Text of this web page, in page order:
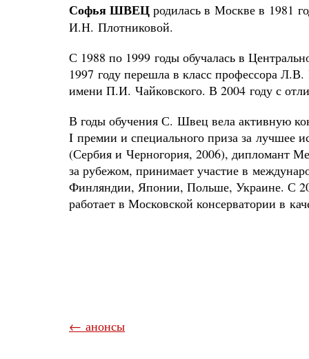
Софья ШВЕЦ родилась в Москве в 1981
И.Н. Плотниковой.
С 1988 по 1999 годы обучалась в
1997 году перешла в класс профессора
имени П.И. Чайковского. В 2004 году с
В годы обучения С. Швец вела активную
I премии и специального приза за лучшее
(Сербия и Черногория, 2006), дипломант
за рубежом, принимает участие в
Финляндии, Японии, Польше, Украине. С
работает в Московской консерватории в
← анонсы